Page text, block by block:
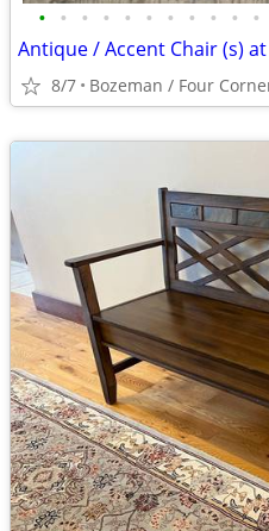
• • • • • • • • • • •
Antique / Accent Chair (s)
8/7 Bozeman / Four